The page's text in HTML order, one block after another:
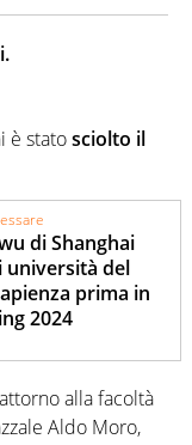
è statosciolto il
di Shanghai
università del
prima in
2024
alla facoltà
Aldo Moro,